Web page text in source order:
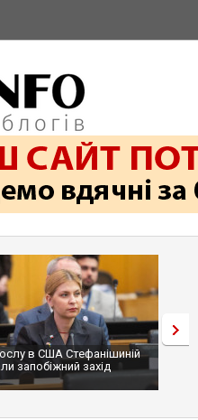
Трамп не передасть Україні
сотні ракет до Patriot, бо у
...